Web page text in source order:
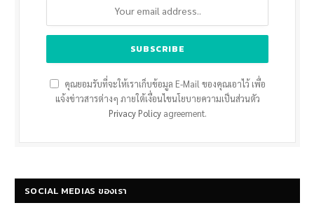
คุณยอมรับที่จะให้เราเก็บข้อมูล E-Mail ของคุณเอาไว้ เพื่อ
แจ้งข่าวสารต่างๆ ภายใต้เงื่อนไขนโยบายความเป็นส่วนตัว
Privacy Policyagreement.
SOCIAL MEDIAS ของเรา